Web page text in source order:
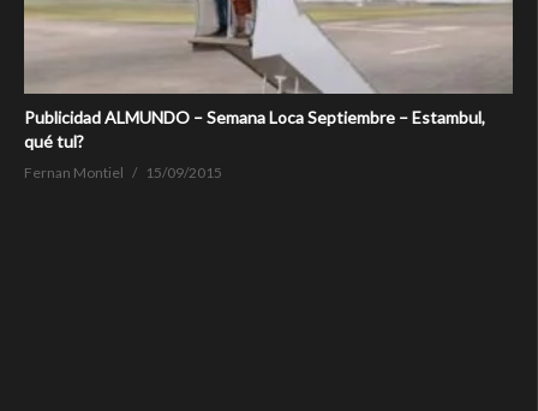
Publicidad ALMUNDO – Semana Loca Septiembre – Estambul,
qué tul?
Fernan Montiel 15/09/2015